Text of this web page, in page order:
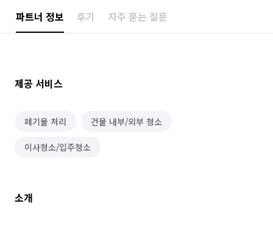
파트너 정보 후기 자주 묻는 질문
제공 서비스
폐기물 처리 건물 내부/외부 청소
이사청소/입주청소
소개